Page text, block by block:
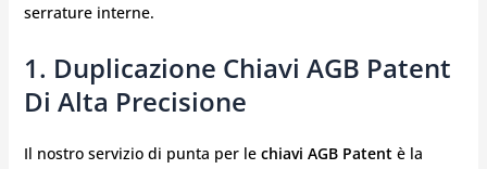
serrature interne.
1. Duplicazione Chiavi AGB Patent
Di Alta Precisione
Il nostro servizio di punta per le chiavi AGB Patentè la